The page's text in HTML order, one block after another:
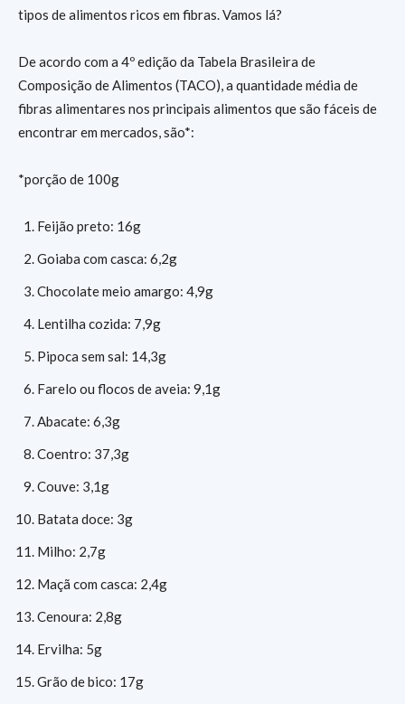
tipos de alimentos ricos em fibras. Vamos lá?
De acordo com a 4º edição da Tabela Brasileira de
Composição de Alimentos (TACO), a quantidade média de
fibras alimentares nos principais alimentos que são fáceis de
encontrar em mercados, são*:
*porção de 100g
Feijão preto: 16g
Goiaba com casca: 6,2g
Chocolate meio amargo: 4,9g
Lentilha cozida: 7,9g
Pipoca sem sal: 14,3g
Farelo ou flocos de aveia: 9,1g
Abacate: 6,3g
Coentro: 37,3g
Couve: 3,1g
Batata doce: 3g
Milho: 2,7g
Maçã com casca: 2,4g
Cenoura: 2,8g
Ervilha: 5g
Grão de bico: 17g